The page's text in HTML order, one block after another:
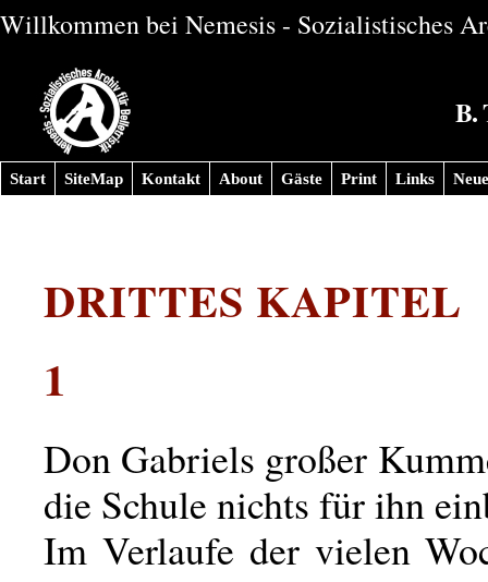
Willkommen bei Nemesis - Sozialistisches
B.
Start SiteMap Kontakt About Gäste Print Links
DRITTES KAPITEL
1
Don Gabriels großer
die Schule nichts für ihn
Im Verlaufe der vielen